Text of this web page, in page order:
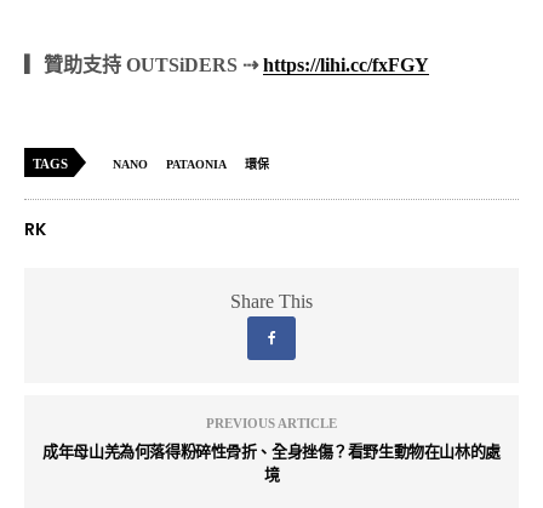
▎贊助支持 OUTSiDERS ⇢https://lihi.cc/fxFGY
TAGS NANO PATAONIA 環保
RK
Share This
PREVIOUS ARTICLE
成年母山羌為何落得粉碎性骨折、全身挫傷？看野生動物在山林的處
境